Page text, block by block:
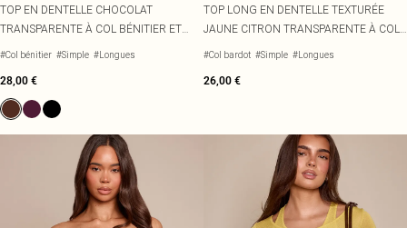
TOP EN DENTELLE CHOCOLAT
TRANSPARENTE À COL BÉNITIER ET
MANCHES LONGUES
#Col bénitier #Simple #Longues
28,00 €
TOP LONG EN DENTELLE TEXTURÉE
JAUNE CITRON TRANSPARENTE À COL
BARDOT ET MANCHES ÉVASÉES
#Col bardot #Simple #Longues
26,00 €